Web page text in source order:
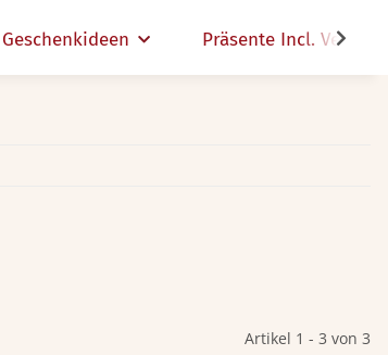
Geschenkideen Präsente Incl. Versand
Artikel 1 - 3 von 3